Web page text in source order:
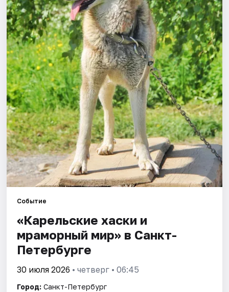
Города
Площадки
Артисты
Рейтинги
Событие
«Карельские хаски и
мраморный мир» в Санкт-
Петербурге
30 июля 2026 • четверг • 06:45
Город: Санкт-Петербург